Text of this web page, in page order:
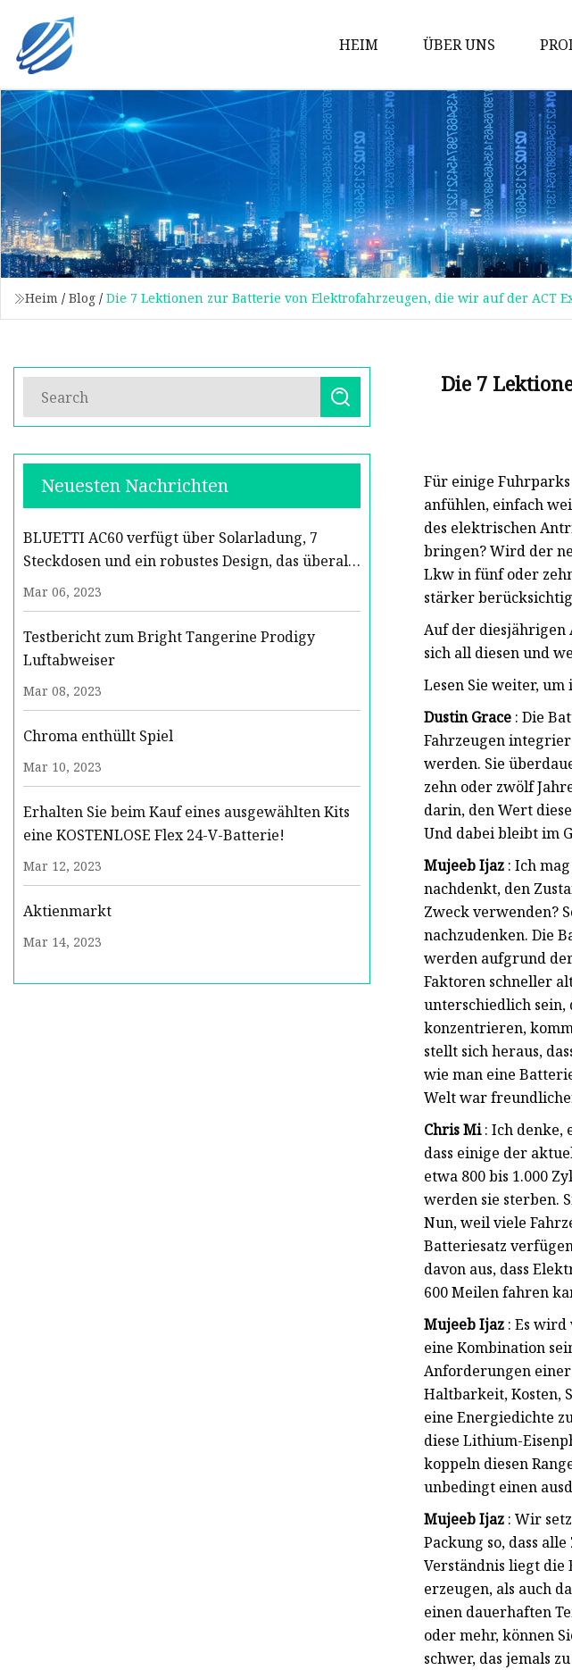
HEIM ÜBER UNS
Heim / Blog / Die 7 Lektionen zur Batterie von Elektrofahrzeugen, die wir auf der ACT
Neuesten Nachrichten
BLUETTI AC60 verfügt über Solarladung, 7
Steckdosen und ein robustes Design, das überall
hin mitgenommen werden kann
Mar 06, 2023
Testbericht zum Bright Tangerine Prodigy
Luftabweiser
Mar 08, 2023
Chroma enthüllt Spiel
Mar 10, 2023
Erhalten Sie beim Kauf eines ausgewählten Kits
eine KOSTENLOSE Flex 24-V-Batterie!
Mar 12, 2023
Aktienmarkt
Mar 14, 2023
Die 7
Für einige
anfühlen, einfach
des elektrischen
bringen? Wird der
Lkw in fünf oder
stärker
Auf der diesjährigen
sich all diesen und
Lesen Sie weiter,
Dustin Grace : Die
Fahrzeugen
werden. Sie
zehn oder zwölf
darin, den Wert
Und dabei bleibt im
Mujeeb Ijaz : Ich
nachdenkt, den
Zweck verwenden?
nachzudenken. Die
werden aufgrund
Faktoren schneller
unterschiedlich sein,
konzentrieren,
stellt sich heraus,
wie man eine
Welt war
Chris Mi: Ich denke,
dass einige der
etwa 800 bis 1.000
werden sie sterben.
Nun, weil viele
Batteriesatz
davon aus, dass
600 Meilen fahren
Mujeeb Ijaz : Es
eine Kombination
Anforderungen
Haltbarkeit, Kosten,
eine Energiedichte
diese Lithium-
koppeln diesen
unbedingt einen
Mujeeb Ijaz : Wir
Packung so, dass
Verständnis liegt die
erzeugen, als auch
einen dauerhaften
oder mehr, können
schwer, das jemals